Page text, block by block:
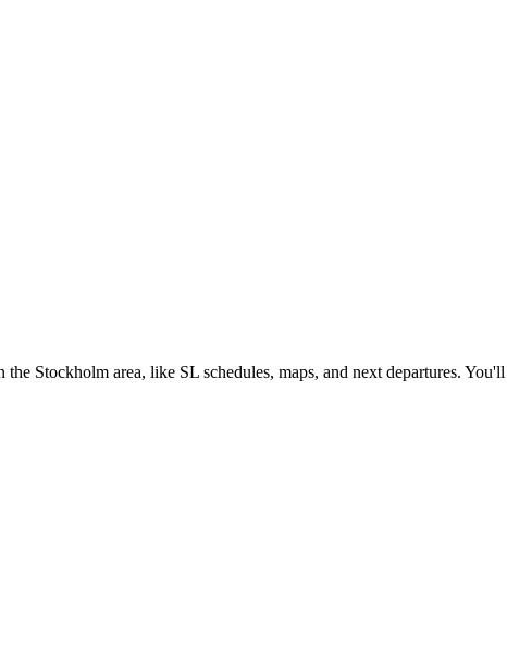
Stockholm area, like SL schedules, maps, and next departures.